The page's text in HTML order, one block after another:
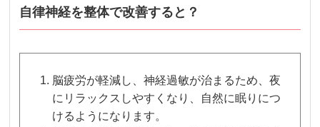
自律神経を整体で改善すると？
脳疲労が軽減し、神経過敏が治まるため、夜
にリラックスしやすくなり、自然に眠りにつ
けるようになります。